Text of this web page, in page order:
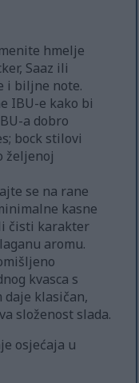
hmelje
Saaz ili
i biljne note.
IBU-e kako bi
a dobro
bock stilovi
željenoj
se na rane
kasne
čisti karakter
aromu.
kvasca s
klasičan,
složenost slada.
osjećaja u